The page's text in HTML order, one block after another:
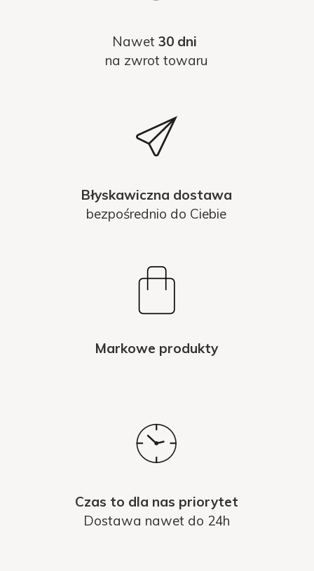
Nawet 30 dni
na zwrot towaru
Błyskawiczna dostawa
bezpośrednio do Ciebie
Markowe produkty
Czas to dla nas priorytet
Dostawa nawet do 24h